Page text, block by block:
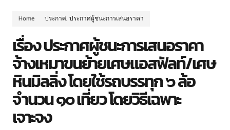
Home ประกาศ, ประกาศผู้ชนะการเสนอราคา
เรื่อง ประกาศผู้ชนะการเสนอราคา
จ้างเหมาขนย้ายเศษแอสฟัลท์/เศษ
หินมิลลิ่ง โดยใช้รถบรรทุก ๖ ล้อ
จำนวน ๑๐ เที่ยว โดยวิธีเฉพาะ
เจาะจง